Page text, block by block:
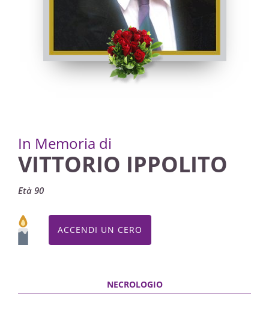
In Memoria di
VITTORIO IPPOLITO
Età 90
ACCENDI UN CERO